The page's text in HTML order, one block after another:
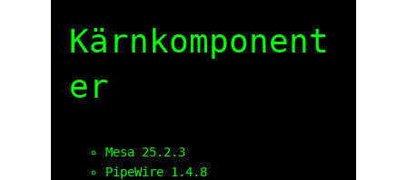
Kärnkomponent
er
Mesa 25.2.3
PipeWire 1.4.8